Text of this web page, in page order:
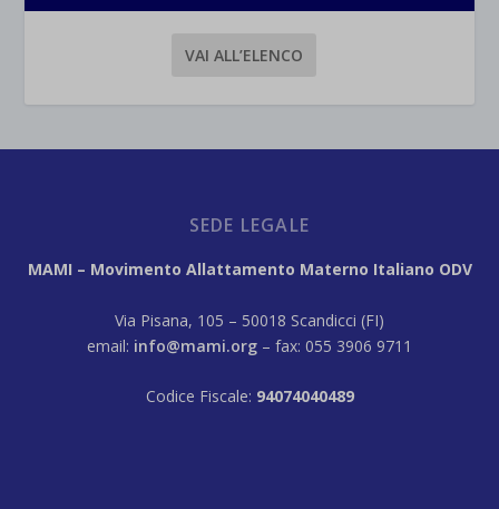
VAI ALL’ELENCO
SEDE LEGALE
MAMI – Movimento Allattamento Materno Italiano ODV
Via Pisana, 105 – 50018 Scandicci (FI)
email: info@mami.org – fax: 055 3906 9711
Codice Fiscale: 94074040489